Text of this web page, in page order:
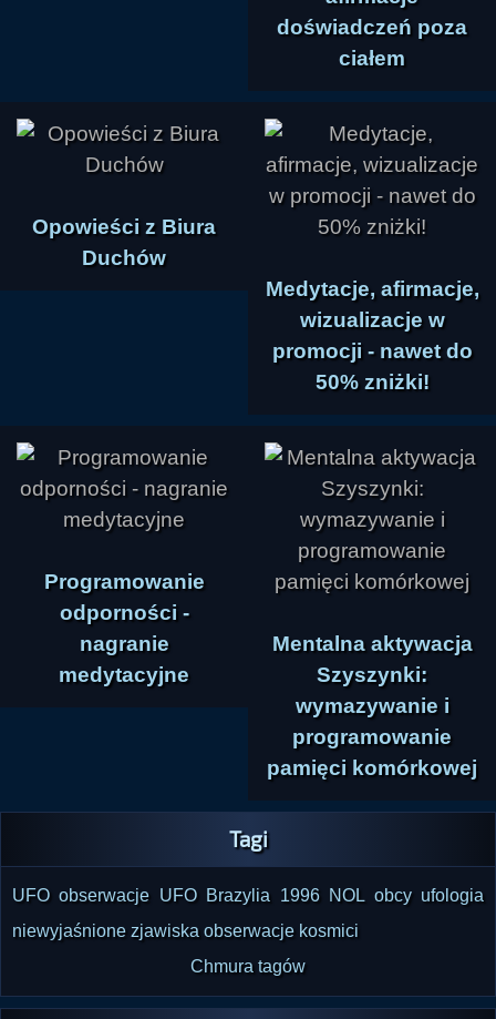
doświadczeń poza
ciałem
Opowieści z Biura
Duchów
Medytacje, afirmacje,
wizualizacje w
promocji - nawet do
50% zniżki!
Programowanie
odporności -
nagranie
medytacyjne
Mentalna aktywacja
Szyszynki:
wymazywanie i
programowanie
pamięci komórkowej
Tagi
UFO obserwacje UFO Brazylia 1996 NOL obcy ufologia
niewyjaśnione zjawiska obserwacje kosmici
Chmura tagów